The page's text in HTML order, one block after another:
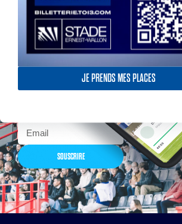
JE PRENDS MES PLACES
Actualités, nouveautés,
billetterie, remises
exceptionnelles dans la
boutique officielles & chez
SOUSCRIRE